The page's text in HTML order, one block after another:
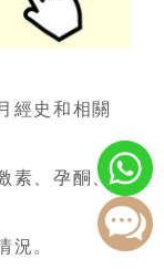
經史和相關
素、孕酮、
況。